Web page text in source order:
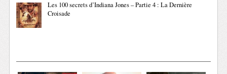
Les 100 secrets d’Indiana Jones – Partie 4 : La Dernière
Croisade